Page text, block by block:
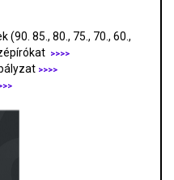
(90. 85., 80., 75., 70., 60.,
>>>>
>>>>